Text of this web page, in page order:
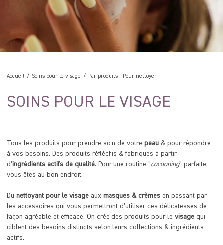
Accueil Soins pour le visage Par produits - Pour nettoyer
SOINS POUR LE VISAGE
Tous les produits pour prendre soin de votre peau & pour répondre
à vos besoins. Des produits réfléchis & fabriqués à partir
d’ingrédients actifs de qualité. Pour une routine “cocooning” parfaite,
vous êtes au bon endroit.
Du nettoyant pour le visage aux masques & crèmes en passant par
les accessoires qui vous permettront d’utiliser ces délicatesses de
façon agréable et efficace. On crée des produits pour le visage qui
ciblent des besoins distincts selon leurs collections & ingrédients
actifs.